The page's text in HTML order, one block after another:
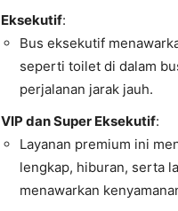
Eksekutif:
Bus eksekutif
seperti toilet di dalam
perjalanan jarak jauh.
VIP dan Super Eksekutif:
Layanan premium ini
lengkap, hiburan, serta
menawarkan